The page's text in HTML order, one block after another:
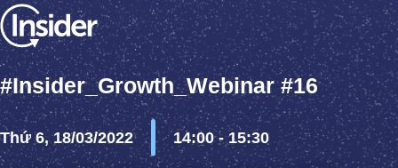
#Insider_Growth_Webinar #16
Thứ 6, 18/03/2022 14:00 - 15:30